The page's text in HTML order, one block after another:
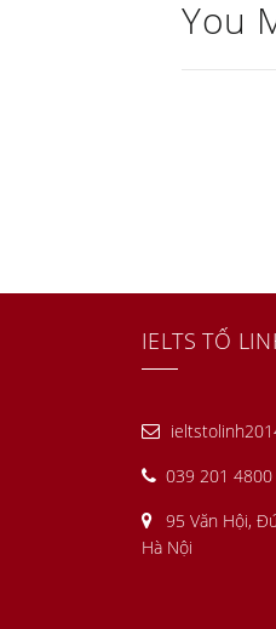
You
IELTS TỐ
039 201 4800
95 Văn Hội,
Hà Nội